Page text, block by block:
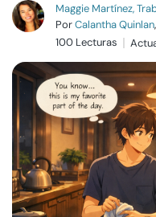
Relaciones
Familia
Ayuda
Cursos
Recursos
Maggie Martínez,
PorCalantha Quinlan
100 Lecturas